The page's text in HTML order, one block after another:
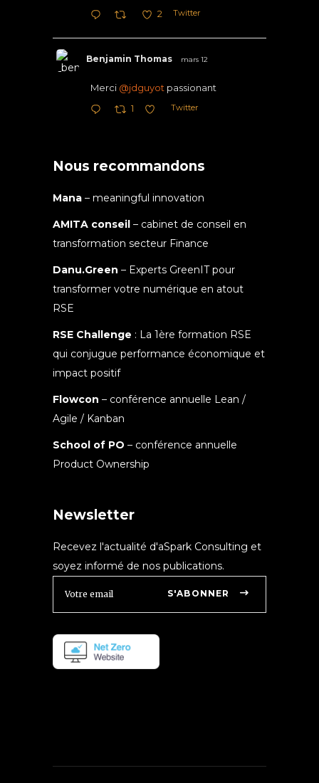
2 Twitter
Benjamin Thomas mars 12
Merci @jdguyot passionant
1 Twitter
Nous recommandons
Mana – meaningful innovation
AMITA conseil – cabinet de conseil en
transformation secteur Finance
Danu.Green – Experts GreenIT pour
transformer votre numérique en atout
RSE
RSE Challenge : La 1ère formation RSE
qui conjugue performance économique et
impact positif
Flowcon – conférence annuelle Lean /
Agile / Kanban
School of PO – conférence annuelle
Product Ownership
Newsletter
Recevez l'actualité d'aSpark Consulting et
soyez informé de nos publications.
S'ABONNER